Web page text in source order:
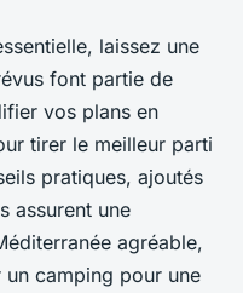
laissez une
font partie de
vos plans en
tirer le meilleur parti
pratiques, ajoutés
assurent une
agréable,
un camping pour une